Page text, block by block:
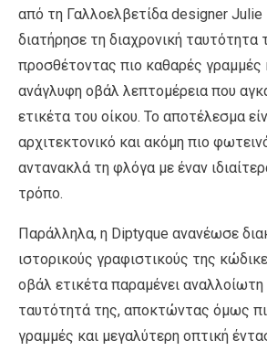
από τη Γαλλοελβετίδα designer Julie
διατήρησε τη διαχρονική ταυτότητα
προσθέτοντας πιο καθαρές γραμμές
ανάγλυφη οβάλ λεπτομέρεια που
ετικέτα του οίκου. Το αποτέλεσμα
αρχιτεκτονικό και ακόμη πιο
αντανακλά τη φλόγα με έναν
τρόπο.
Παράλληλα, η Diptyque ανανέωσε
ιστορικούς γραφιστικούς της
οβάλ ετικέτα παραμένει
ταυτότητά της, αποκτώντας όμως
γραμμές και μεγαλύτερη οπτική